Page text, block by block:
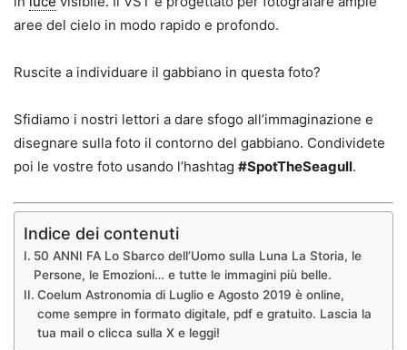
aree del cielo in modo rapido e profondo.
Ruscite a individuare il gabbiano in questa foto?
Sfidiamo i nostri lettori a dare sfogo all’immaginazione e
disegnare sulla foto il contorno del gabbiano. Condividete
poi le vostre foto usando l’hashtag #SpotTheSeagull.
Indice dei contenuti
50 ANNI FA Lo Sbarco dell’Uomo sulla Luna La Storia, le
Persone, le Emozioni… e tutte le immagini più belle.
Coelum Astronomia di Luglio e Agosto 2019 è online,
come sempre in formato digitale, pdf e gratuito. Lascia la
tua mail o clicca sulla X e leggi!